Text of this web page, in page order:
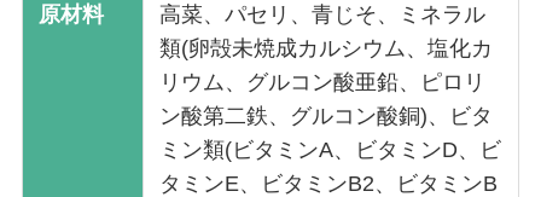
原材料
高菜、パセリ、青じそ、ミネラル
類(卵殻未焼成カルシウム、塩化カ
リウム、グルコン酸亜鉛、ピロリ
ン酸第二鉄、グルコン酸銅)、ビタ
ミン類(ビタミンA、ビタミンD、ビ
タミンE、ビタミンB2、ビタミンB